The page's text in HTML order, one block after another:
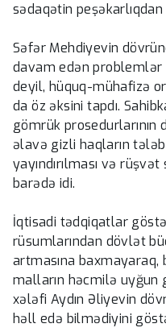
sədaqətin
Səfər Mehdiyevin
davam edən
deyil, hüquq-mühafizə
da öz əksini tapdı.
gömrük
əlavə gizli haqların
yayındırılması və
barədə idi.
İqtisadi tədqiqatlar
rüsumlarından dövlət
artmasına baxmayaraq,
malların həcmilə uyğun
xələfi Aydın Əliyevin
həll edə bilmədiyini